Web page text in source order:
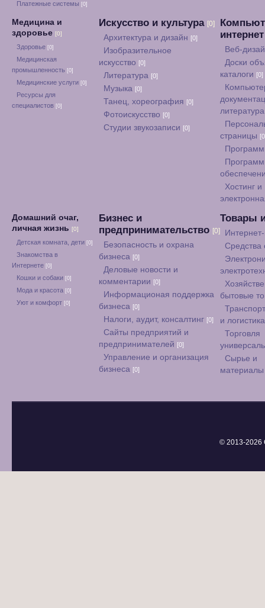
Платежные системы [0]
Медицина и
здоровье [0]
Здоровье [0]
Медицинская
промышленность [0]
Медицинские услуги [0]
Ресурсы для
специалистов [0]
Искусство и культура [0]
Архитектура и дизайн [0]
Изобразительное
искусство [0]
Литература [0]
Музыка [0]
Танец, хореография [0]
Фотоискусство [0]
Студии звукозаписи [0]
Веб-
Доски
каталоги [0]
страницы
Хостинг и
Домашний очаг,
личная жизнь [0]
Детская комната, дети [0]
Знакомства в
Интернете [0]
Кошки и собаки [0]
Мода и красота [0]
Уют и комфорт [0]
Бизнес и
предпринимательство [0]
Безопасность и охрана
бизнеса [0]
Деловые новости и
комментарии [0]
Информационая поддержка
бизнеса [0]
Налоги, аудит, консалтинг [0]
Сайты предприятий и
предпринимателей [0]
Управление и организация
бизнеса [0]
Товары
Средства
бытовые
и
Торговля
Сырье и
© 2013-2026